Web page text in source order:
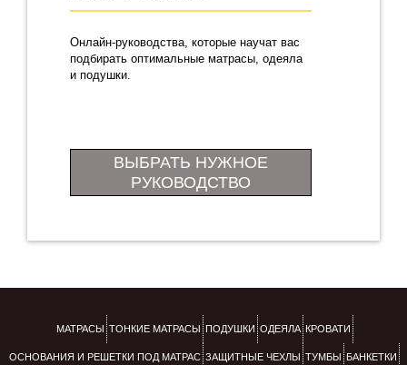
Онлайн-руководства, которые научат вас
подбирать оптимальные матрасы, одеяла
и подушки.
ВЫБРАТЬ НУЖНОЕ
РУКОВОДСТВО
МАТРАСЫ ТОНКИЕ МАТРАСЫ ПОДУШКИ ОДЕЯЛА КРОВАТИ
ОСНОВАНИЯ И РЕШЕТКИ ПОД МАТРАС ЗАЩИТНЫЕ ЧЕХЛЫ ТУМБЫ БАНКЕТКИ